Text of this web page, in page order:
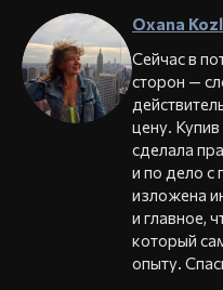
Oxana
Сейчас в
сторон —
цену. Купив
сделала
и по дело с
изложена
и главное,
который
опыту.